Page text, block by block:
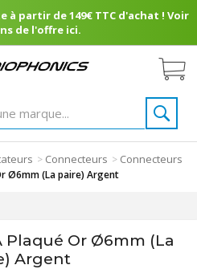
partir de 149€ TTC d'achat ! Voir
de l'offre ici.
> Connecteurs > Connecteurs
Ø6mm (La paire) Argent
Plaqué Or Ø6mm (La
Argent